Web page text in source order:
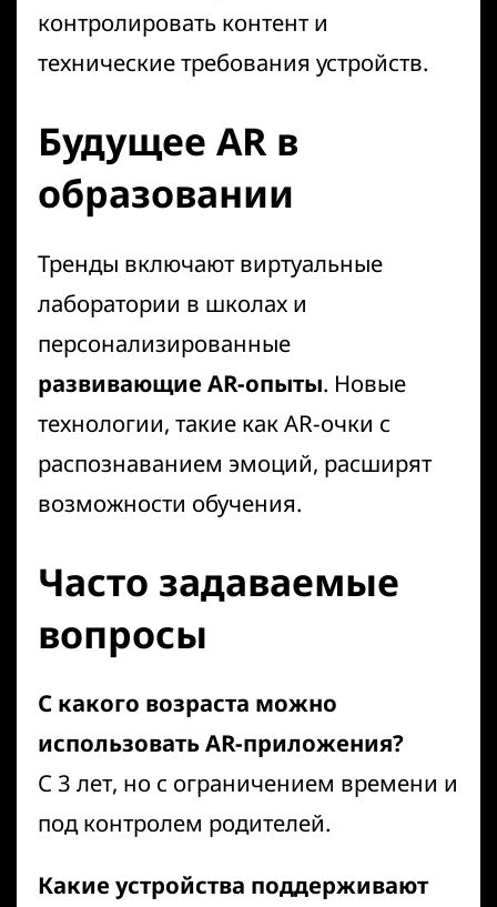
контролировать контент и
технические требования устройств.
Будущее AR в
образовании
Тренды включают виртуальные
лаборатории в школах и
персонализированные
развивающие AR-опыты. Новые
технологии, такие как AR-очки с
распознаванием эмоций, расширят
возможности обучения.
Часто задаваемые
вопросы
С какого возраста можно
использовать AR-приложения?
С 3 лет, но с ограничением времени и
под контролем родителей.
Какие устройства поддерживают